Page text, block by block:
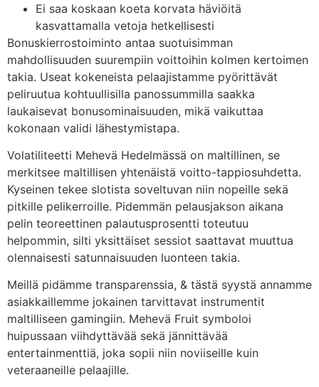
Ei saa koskaan koeta korvata häviöitä
kasvattamalla vetoja hetkellisesti
Bonuskierrostoiminto antaa suotuisimman
mahdollisuuden suurempiin voittoihin kolmen kertoimen
takia. Useat kokeneista pelaajistamme pyörittävät
peliruutua kohtuullisilla panossummilla saakka
laukaisevat bonusominaisuuden, mikä vaikuttaa
kokonaan validi lähestymistapa.
Volatiliteetti Mehevä Hedelmässä on maltillinen, se
merkitsee maltillisen yhtenäistä voitto-tappiosuhdetta.
Kyseinen tekee slotista soveltuvan niin nopeille sekä
pitkille pelikerroille. Pidemmän pelausjakson aikana
pelin teoreettinen palautusprosentti toteutuu
helpommin, silti yksittäiset sessiot saattavat muuttua
olennaisesti satunnaisuuden luonteen takia.
Meillä pidämme transparenssia, & tästä syystä annamme
asiakkaillemme jokainen tarvittavat instrumentit
maltilliseen gamingiin. Mehevä Fruit symboloi
huipussaan viihdyttävää sekä jännittävää
entertainmenttiä, joka sopii niin noviiseille kuin
veteraaneille pelaajille.